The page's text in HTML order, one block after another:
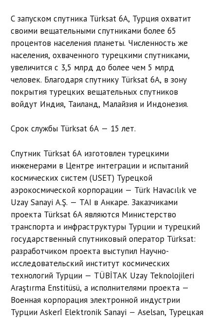
С запуском спутника Türksat 6A, Турция охватит
своими вещательными спутниками более 65
процентов населения планеты. Численность же
населения, охваченного турецкими спутниками,
увеличится с 3,5 млрд до более чем 5 млрд
человек. Благодаря спутнику Türksat 6A, в зону
покрытия турецких вещательных спутников
войдут Индия, Таиланд, Малайзия и Индонезия.
Срок службы Türksat 6A — 15 лет.
Спутник Türksat 6A изготовлен турецкими
инженерами в Центре интеграции и испытаний
космических систем (USET) Турецкой
аэрокосмической корпорации — Türk Havacılık ve
Uzay Sanayi A.Ş. — TAI в Анкаре. Заказчиками
проекта Türksat 6A являются Министерство
транспорта и инфраструктуры Турции и турецкий
государственный спутниковый оператор Türksat:
разработчиком проекта выступил Научно-
исследовательский институт космических
технологий Турции — TÜBİTAK Uzay Teknolojileri
Araştırma Enstitüsü, а исполнителями проекта —
Военная корпорация электронной индустрии
Турции Askerî Elektronik Sanayi —Aselsan, Турецкая